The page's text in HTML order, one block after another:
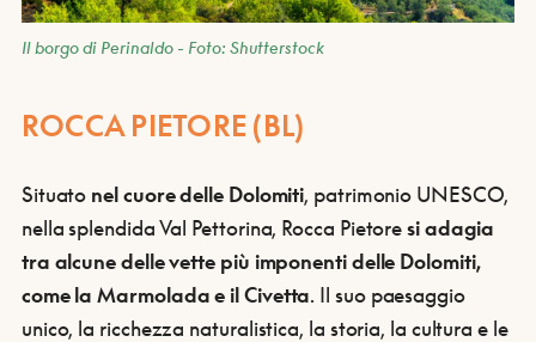
Il borgo di Perinaldo - Foto: Shutterstock
ROCCA PIETORE (BL)
Situato nel cuore delle Dolomiti, patrimonio UNESCO,
nella splendida Val Pettorina, Rocca Pietoresi adagia
tra alcune delle vette più imponenti delle Dolomiti,
come la Marmolada e il Civetta. Il suo paesaggio
unico, la ricchezza naturalistica, la storia, la cultura e le